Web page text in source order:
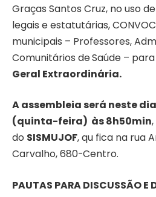
Graças Santos Cruz, no uso
legais e estatutárias,
municipais – Professores,
Comunitários deSaúde –
Geral Extraordinária.
A assembleia será neste dia
(quinta-feira) às 8h50min
do SISMUJOF, qu fica na rua
Carvalho, 680-Centro.
PAUTAS PARA DISCUSSÃO E